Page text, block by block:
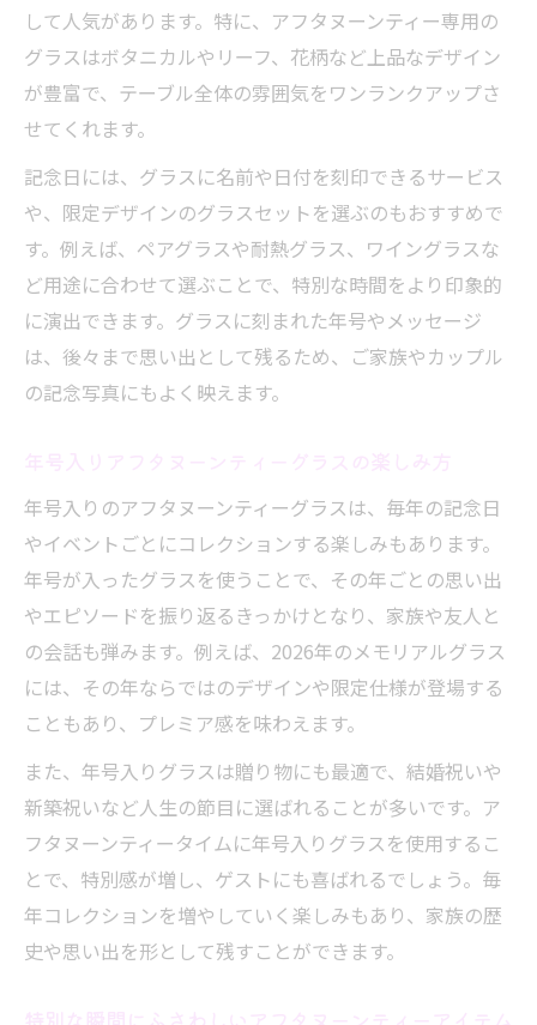
して人気があります。特に、アフタヌーンティー専用の
グラスはボタニカルやリーフ、花柄など上品なデザイン
が豊富で、テーブル全体の雰囲気をワンランクアップさ
せてくれます。
記念日には、グラスに名前や日付を刻印できるサービス
や、限定デザインのグラスセットを選ぶのもおすすめで
す。例えば、ペアグラスや耐熱グラス、ワイングラスな
ど用途に合わせて選ぶことで、特別な時間をより印象的
に演出できます。グラスに刻まれた年号やメッセージ
は、後々まで思い出として残るため、ご家族やカップル
の記念写真にもよく映えます。
年号入りのアフタヌーンティーグラスは、毎年の記念日
やイベントごとにコレクションする楽しみもあります。
年号が入ったグラスを使うことで、その年ごとの思い出
やエピソードを振り返るきっかけとなり、家族や友人と
の会話も弾みます。例えば、2026年のメモリアルグラス
には、その年ならではのデザインや限定仕様が登場する
こともあり、プレミア感を味わえます。
また、年号入りグラスは贈り物にも最適で、結婚祝いや
新築祝いなど人生の節目に選ばれることが多いです。ア
フタヌーンティータイムに年号入りグラスを使用するこ
とで、特別感が増し、ゲストにも喜ばれるでしょう。毎
年コレクションを増やしていく楽しみもあり、家族の歴
史や思い出を形として残すことができます。